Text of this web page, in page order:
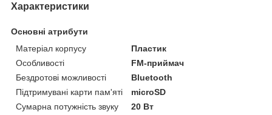
Характеристики
Основні атрибути
Матеріал корпусу
Пластик
Особливості
FM-приймач
Бездротові можливості
Bluetooth
Підтримувані карти пам'яті
microSD
Сумарна потужність звуку
20 Вт